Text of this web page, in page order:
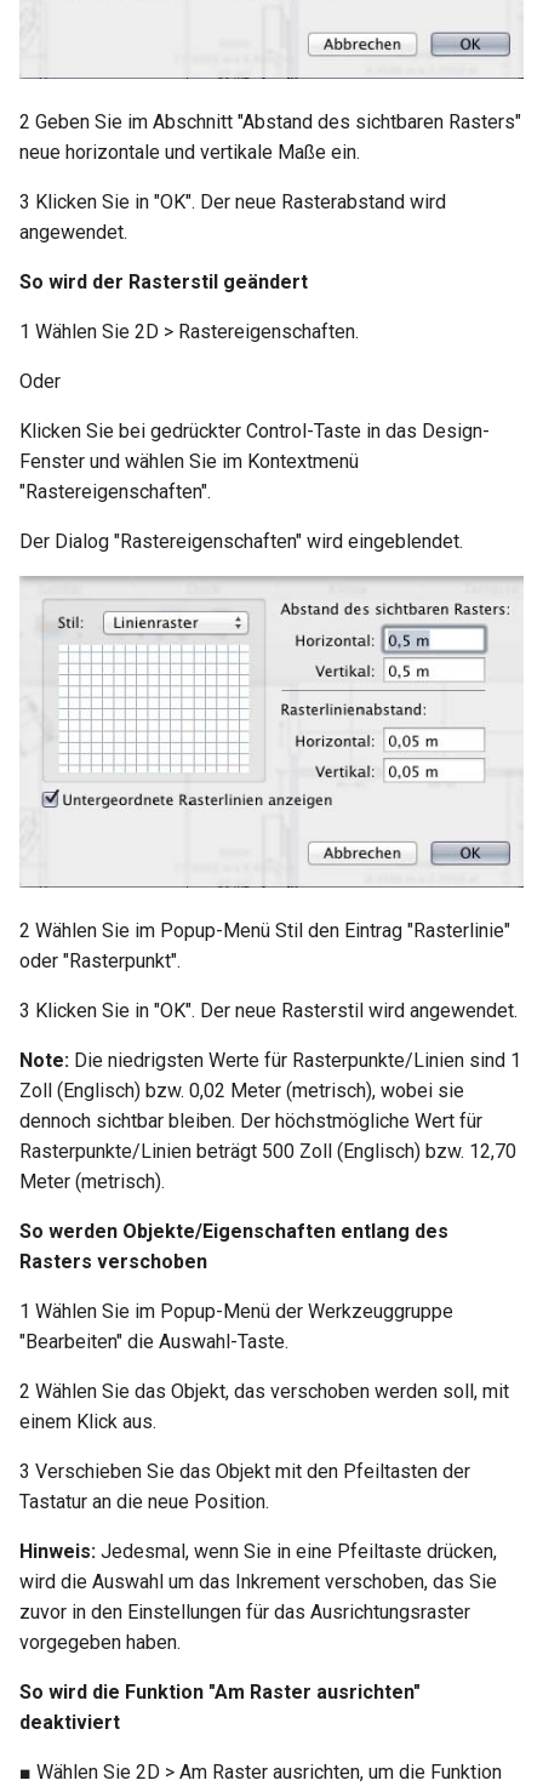
2 Geben Sie im Abschnitt "Abstand des sichtbaren Rasters"
neue horizontale und vertikale Maße ein.
3 Klicken Sie in "OK". Der neue Rasterabstand wird
angewendet.
So wird der Rasterstil geändert
1 Wählen Sie 2D > Rastereigenschaften.
Oder
Klicken Sie bei gedrückter Control-Taste in das Design-
Fenster und wählen Sie im Kontextmenü
"Rastereigenschaften".
Der Dialog "Rastereigenschaften" wird eingeblendet.
2 Wählen Sie im Popup-Menü Stil den Eintrag "Rasterlinie"
oder "Rasterpunkt".
3 Klicken Sie in "OK". Der neue Rasterstil wird angewendet.
Note: Die niedrigsten Werte für Rasterpunkte/Linien sind 1
Zoll (Englisch) bzw. 0,02 Meter (metrisch), wobei sie
dennoch sichtbar bleiben. Der höchstmögliche Wert für
Rasterpunkte/Linien beträgt 500 Zoll (Englisch) bzw. 12,70
Meter (metrisch).
So werden Objekte/Eigenschaften entlang des
Rasters verschoben
1 Wählen Sie im Popup-Menü der Werkzeuggruppe
"Bearbeiten" die Auswahl-Taste.
2 Wählen Sie das Objekt, das verschoben werden soll, mit
einem Klick aus.
3 Verschieben Sie das Objekt mit den Pfeiltasten der
Tastatur an die neue Position.
Hinweis: Jedesmal, wenn Sie in eine Pfeiltaste drücken,
wird die Auswahl um das Inkrement verschoben, das Sie
zuvor in den Einstellungen für das Ausrichtungsraster
vorgegeben haben.
So wird die Funktion "Am Raster ausrichten"
deaktiviert
■ Wählen Sie 2D > Am Raster ausrichten, um die Funktion